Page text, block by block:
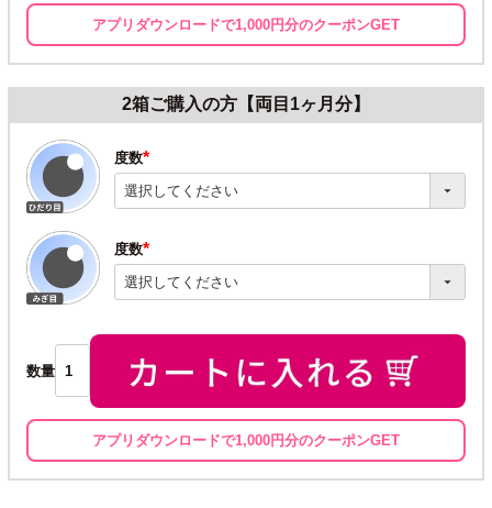
アプリダウンロードで1,000円分のクーポンGET
2箱ご購入の方【両目1ヶ月分】
度数
(必
須)
度数
(必
須)
数量
アプリダウンロードで1,000円分のクーポンGET